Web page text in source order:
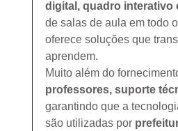
digital, quadro interativo
de salas de aula em todo
oferece soluções que
aprendem.
Muito além do
professores, suporte
garantindo que a
são utilizadas por